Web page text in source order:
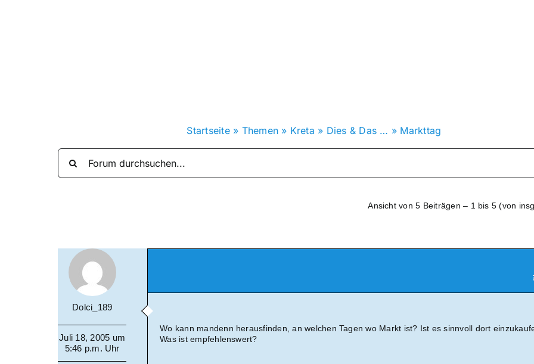
Startseite» Themen » Kreta » Dies & Das … » Markttag
Ansicht von 5 Beiträgen – 1 bis 5 (von
Dolci_189
Juli 18, 2005 um
5:46 p.m. Uhr
Wo kann mandenn herausfinden, an welchen Tagen wo Markt ist? Ist es sinnvoll dort
Was ist empfehlenswert?